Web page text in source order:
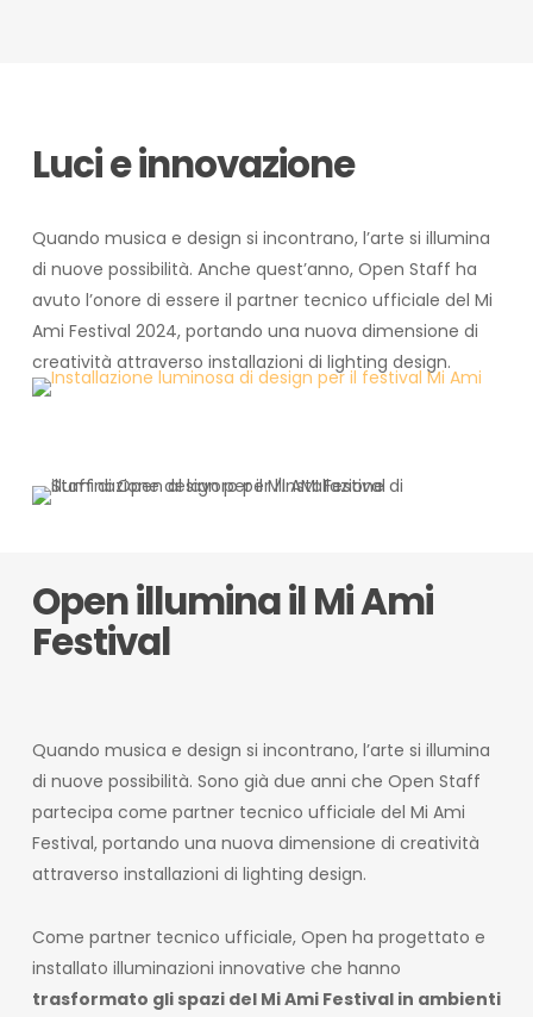
Luci e innovazione
Quando musica e design si incontrano, l’arte si illumina
di nuove possibilità. Anche quest’anno, Open Staff ha
avuto l’onore di essere il partner tecnico ufficiale del Mi
Ami Festival 2024, portando una nuova dimensione di
creatività attraverso installazioni di lighting design.
Open illumina il Mi Ami
Festival
Quando musica e design si incontrano, l’arte si illumina
di nuove possibilità. Sono già due anni che Open Staff
partecipa come partner tecnico ufficiale del Mi Ami
Festival, portando una nuova dimensione di creatività
attraverso installazioni di lighting design.
Come partner tecnico ufficiale, Open ha progettato e
installato illuminazioni innovative che hanno
trasformato gli spazi del Mi Ami Festival in ambienti